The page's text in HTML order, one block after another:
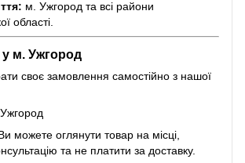
м. Ужгород та всі райони
області.
у м. Ужгород
своє замовлення самостійно з нашої
можете оглянути товар на місці,
та не платити за доставку.